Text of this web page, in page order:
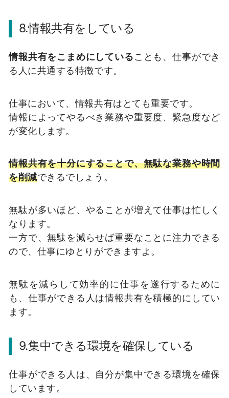
8.情報共有をしている
情報共有をこまめにしていることも、仕事ができ
る人に共通する特徴です。
仕事において、情報共有はとても重要です。
情報によってやるべき業務や重要度、緊急度など
が変化します。
情報共有を十分にすることで、無駄な業務や時間
を削減できるでしょう。
無駄が多いほど、やることが増えて仕事は忙しく
なります。
一方で、無駄を減らせば重要なことに注力できる
ので、仕事にゆとりができますよ。
無駄を減らして効率的に仕事を遂行するために
も、仕事ができる人は情報共有を積極的にしてい
ます。
9.集中できる環境を確保している
仕事ができる人は、自分が集中できる環境を確保
しています。